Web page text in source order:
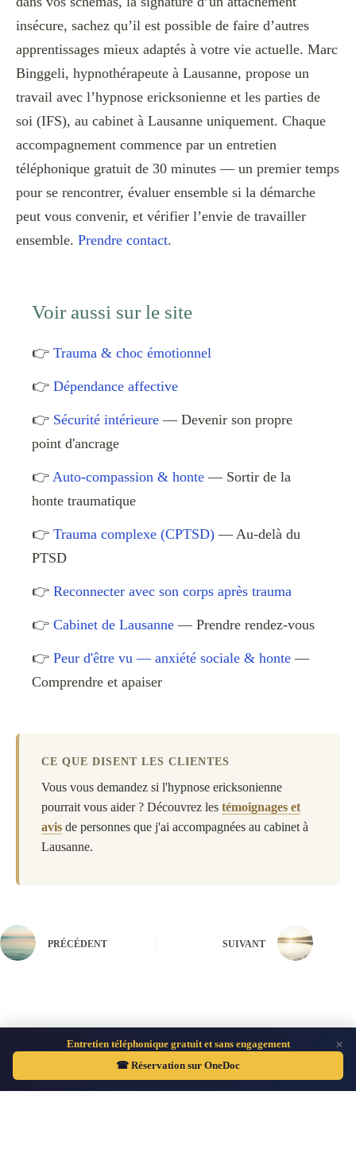
insécure, sachez qu’il est possible de faire d’autres
apprentissages mieux adaptés à votre vie actuelle. Marc
Binggeli, hypnothérapeute à Lausanne, propose un
travail avec l’hypnose ericksonienne et les parties de
soi (IFS), au cabinet à Lausanne uniquement. Chaque
accompagnement commence par un entretien
téléphonique gratuit de 30 minutes — un premier temps
pour se rencontrer, évaluer ensemble si la démarche
peut vous convenir, et vérifier l’envie de travailler
ensemble. Prendre contact.
Voir aussi sur le site
👉 Trauma & choc émotionnel
👉 Dépendance affective
👉 Sécurité intérieure — Devenir son propre
point d'ancrage
👉 Auto-compassion & honte — Sortir de la
honte traumatique
👉 Trauma complexe (CPTSD) — Au-delà du
PTSD
👉 Reconnecter avec son corps après trauma
👉 Cabinet de Lausanne — Prendre rendez-vous
👉 Peur d'être vu — anxiété sociale & honte —
Comprendre et apaiser
CE QUE DISENT LES CLIENTES
Vous vous demandez si l'hypnose ericksonienne
pourrait vous aider ? Découvrez les témoignages et
avis de personnes que j'ai accompagnées au cabinet à
Lausanne.
PRÉCÉDENT SUIVANT
Hypnose Lausanne Thérapies brèves - Copyright © 2026 -
Marc Binggeli - Fier d'avoir construit ce site sans aide
extérieure :-)
×
Entretien téléphonique gratuit et sans engagement
☎ Réservation sur OneDoc